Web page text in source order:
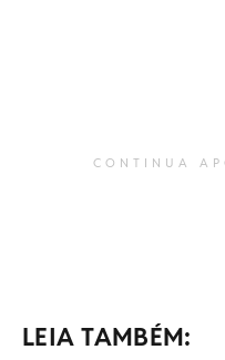
CONTINUA
LEIA TAMBÉM: